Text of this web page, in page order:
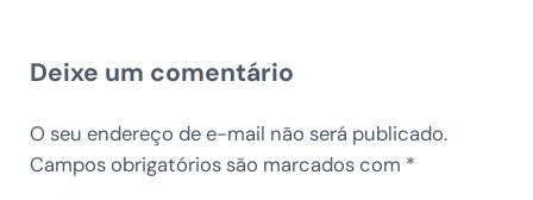
Deixe um comentário
O seu endereço de e-mail não será publicado.
Campos obrigatórios são marcados com *